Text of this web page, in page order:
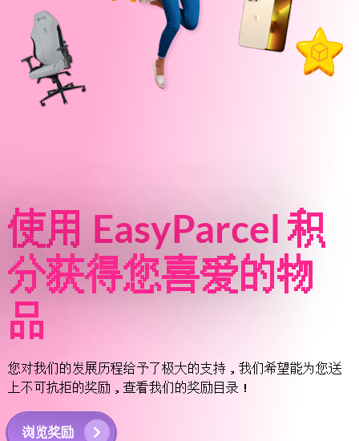
About
Resources
使用 EasyParcel 积
分获得您喜爱的物
品
您对我们的发展历程给予了极大的支持，我们希望能为您送
上不可抗拒的奖励，查看我们的奖励目录！
浏览奖励